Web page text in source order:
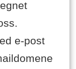
e-post